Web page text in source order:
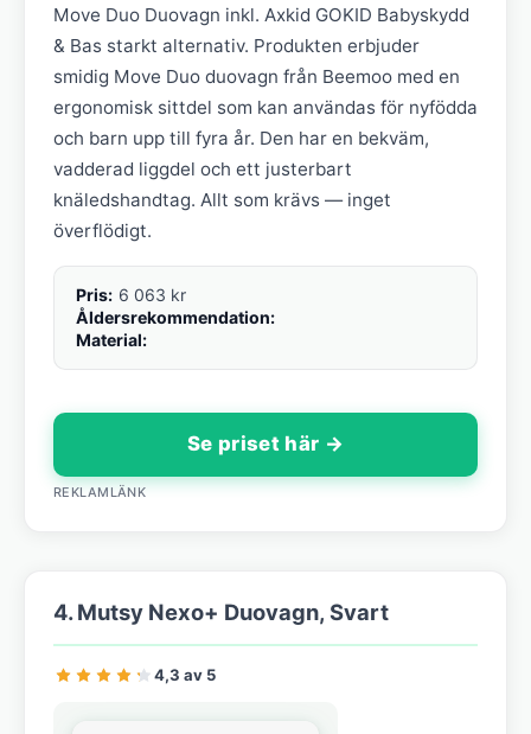
Move Duo Duovagn inkl. Axkid GOKID Babyskydd
& Bas starkt alternativ. Produkten erbjuder
smidig Move Duo duovagn från Beemoo med en
ergonomisk sittdel som kan användas för nyfödda
och barn upp till fyra år. Den har en bekväm,
vadderad liggdel och ett justerbart
knäledshandtag. Allt som krävs — inget
överflödigt.
Pris: 6 063 kr
Åldersrekommendation:
Material:
Se priset här →
REKLAMLÄNK
4. Mutsy Nexo+ Duovagn, Svart
4,3 av 5